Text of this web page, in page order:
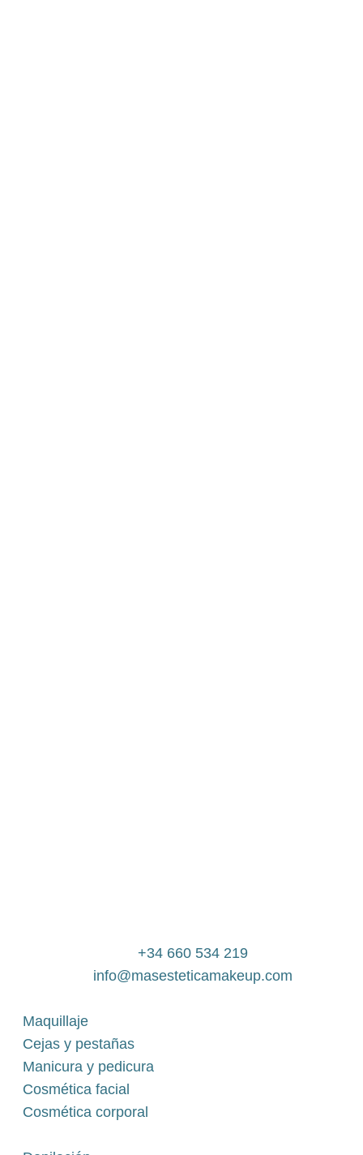
+34 660 534 219
info@masesteticamakeup.com
Maquillaje
Cejas y pestañas
Manicura y pedicura
Cosmética facial
Cosmética corporal